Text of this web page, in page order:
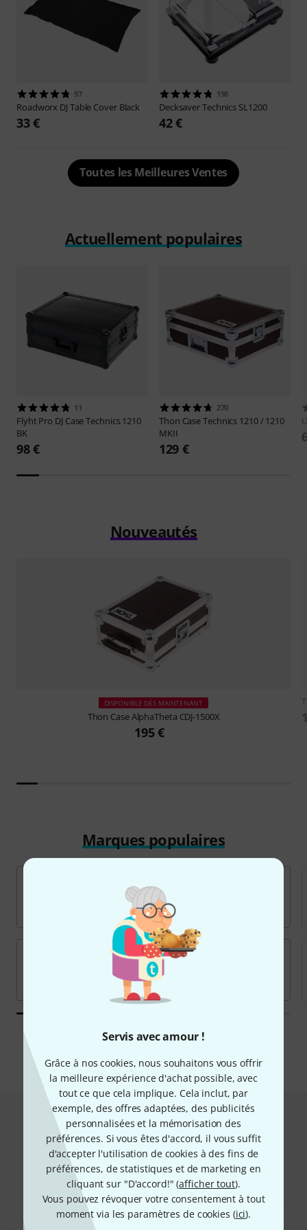
Servis avec amour !
Grâce à nos cookies, nous souhaitons vous offrir
la meilleure expérience d'achat possible, avec
tout ce que cela implique. Cela inclut, par
exemple, des offres adaptées, des publicités
personnalisées et la mémorisation des
préférences. Si vous êtes d'accord, il vous suffit
d'accepter l'utilisation de cookies à des fins de
préférences, de statistiques et de marketing en
cliquant sur "D'accord!" (afficher tout).
Vous pouvez révoquer votre consentement à tout
moment via les paramètres de cookies (ici).
97
Roadworx DJ Table Cover Black
33 €
198
DecksaverTechnics SL1200
42 €
Toutes les Meilleures Ventes
Actuellement populaires
11
Flyht Pro DJ Case Technics 1210
BK
98 €
270
Thon Case Technics 1210 / 1210
MKII
129 €
Nouveautés
DISPONIBLE DÈS MAINTENANT
Thon Case AlphaTheta CDJ-1500X
195 €
Marques populaires
Toutes les marques
Hot Deals